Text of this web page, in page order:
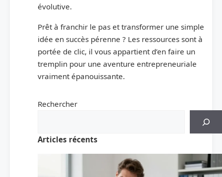
évolutive.
Prêt à franchir le pas et transformer une simple
idée en succès pérenne ? Les ressources sont à
portée de clic, il vous appartient d’en faire un
tremplin pour une aventure entrepreneuriale
vraiment épanouissante.
Rechercher
Articles récents